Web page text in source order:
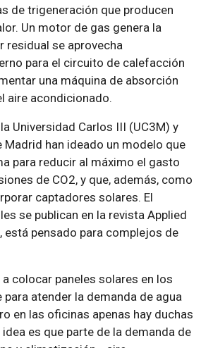
de trigeneración que producen
Un motor de gas genera la
residual se aprovecha
para el circuito de calefacción
una máquina de absorción
aire acondicionado.
Universidad Carlos III (UC3M) y
Madrid han ideado un modelo que
para reducir al máximo el gasto
de CO2, y que, además, como
captadores solares. El
se publican en la revista Applied
está pensado para complejos de
colocar paneles solares en los
atender la demanda de agua
en las oficinas apenas hay duchas
es que parte de la demanda de